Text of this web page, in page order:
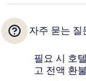
자주 묻는 질
필요 시 호
고 전액 환